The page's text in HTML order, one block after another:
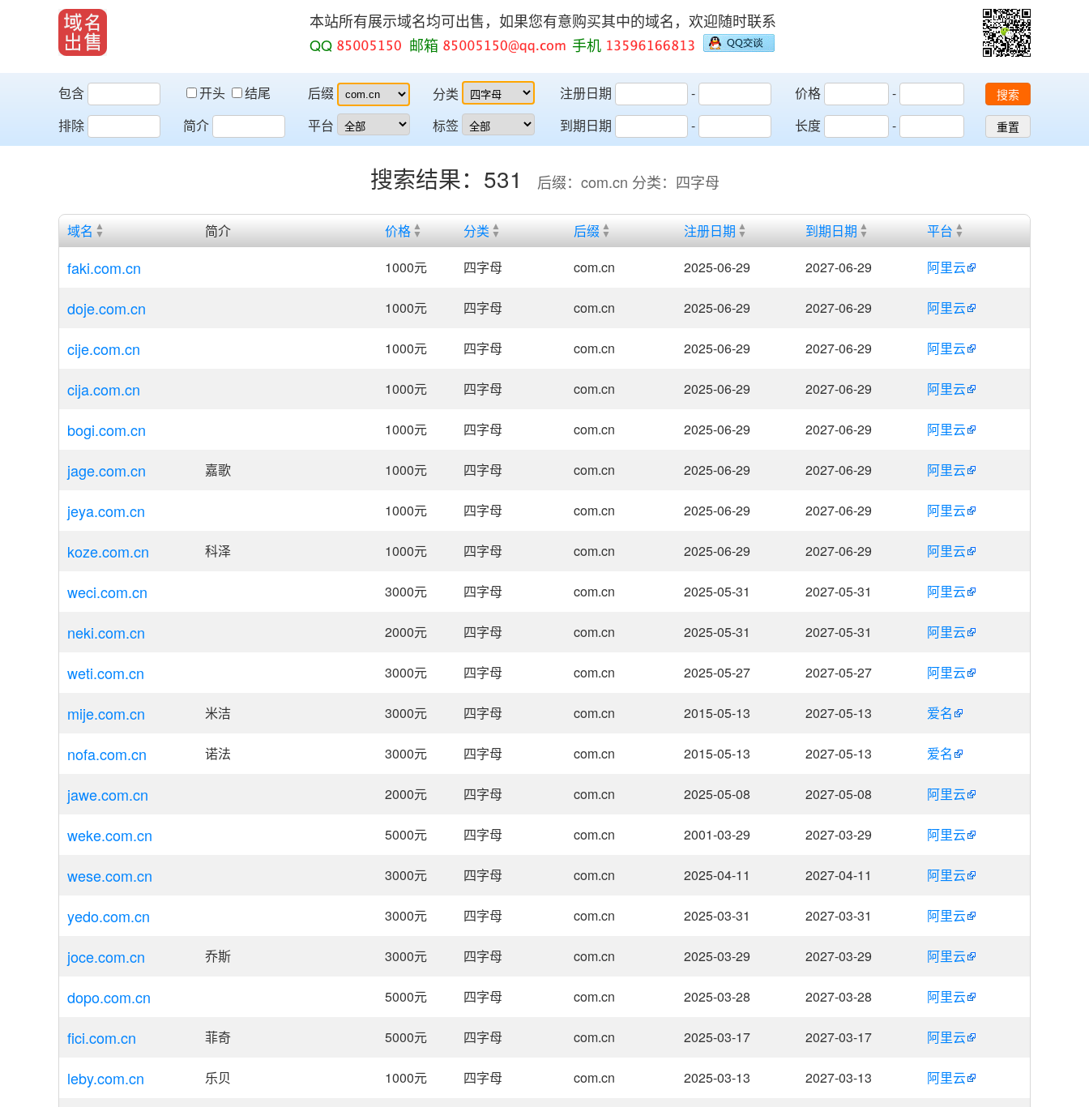
本站所有展示域名均可出售，如果您有意购买其中的域名，欢迎随时联系
QQ
邮箱 手机
包含 开头
结尾
排除
简介
后缀
平台
分类
标签
注册日期
-
到期日期
-
价格
-
长度
-
搜索
重置
搜索结果：531 后缀：com.cn 分类：四字母
域名 简介 价格 分类 后缀 注册日期 到期日期 平台
faki.com.cn 1000元 四字母 com.cn 2025-06-29 2027-06-29 阿里云
doje.com.cn 1000元 四字母 com.cn 2025-06-29 2027-06-29 阿里云
cije.com.cn 1000元 四字母 com.cn 2025-06-29 2027-06-29 阿里云
cija.com.cn 1000元 四字母 com.cn 2025-06-29 2027-06-29 阿里云
bogi.com.cn 1000元 四字母 com.cn 2025-06-29 2027-06-29 阿里云
jage.com.cn 嘉歌 1000元 四字母 com.cn 2025-06-29 2027-06-29 阿里云
jeya.com.cn 1000元 四字母 com.cn 2025-06-29 2027-06-29 阿里云
koze.com.cn 科泽 1000元 四字母 com.cn 2025-06-29 2027-06-29 阿里云
weci.com.cn 3000元 四字母 com.cn 2025-05-31 2027-05-31 阿里云
neki.com.cn 2000元 四字母 com.cn 2025-05-31 2027-05-31 阿里云
weti.com.cn 3000元 四字母 com.cn 2025-05-27 2027-05-27 阿里云
mije.com.cn 米洁 3000元 四字母 com.cn 2015-05-13 2027-05-13 爱名
nofa.com.cn 诺法 3000元 四字母 com.cn 2015-05-13 2027-05-13 爱名
jawe.com.cn 2000元 四字母 com.cn 2025-05-08 2027-05-08 阿里云
weke.com.cn 5000元 四字母 com.cn 2001-03-29 2027-03-29 阿里云
wese.com.cn 3000元 四字母 com.cn 2025-04-11 2027-04-11 阿里云
yedo.com.cn 3000元 四字母 com.cn 2025-03-31 2027-03-31 阿里云
joce.com.cn 乔斯 3000元 四字母 com.cn 2025-03-29 2027-03-29 阿里云
dopo.com.cn 5000元 四字母 com.cn 2025-03-28 2027-03-28 阿里云
fici.com.cn 菲奇 5000元 四字母 com.cn 2025-03-17 2027-03-17 阿里云
leby.com.cn 乐贝 1000元 四字母 com.cn 2025-03-13 2027-03-13 阿里云